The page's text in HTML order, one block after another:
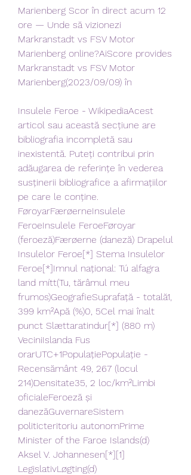
Marienberg Scor în direct acum 12
ore — Unde să vizionezi
Markranstadt vs FSV Motor
Marienberg online?AiScore provides
Markranstadt vs FSV Motor
Marienberg(2023/09/09) în
Insulele Feroe - WikipediaAcest
articol sau această secțiune are
bibliografia incompletă sau
inexistentă. Puteți contribui prin
adăugarea de referințe în vederea
susținerii bibliografice a afirmațiilor
pe care le conține.
FøroyarFærøerneInsulele
FeroeInsulele FeroeFøroyar
(feroeză)Færøerne (daneză) Drapelul
Insulelor Feroe[*] Stema Insulelor
Feroe[*]Imnul național: Tú alfagra
land mítt(Tu, tărâmul meu
frumos)GeografieSuprafață - totală1,
399 km²Apă (%)0, 5Cel mai înalt
punct Slættaratindur[*] (880 m)
VeciniIslanda Fus
orarUTC+1PopulațiePopulație -
Recensământ 49, 267 (locul
214)Densitate35, 2 loc/km²Limbi
oficialeFeroeză și
danezăGuvernareSistem
politicteritoriu autonomPrime
Minister of the Faroe Islands⁠(d)
Aksel V. Johannesen[*][1]
LegislativLøgting⁠(d)